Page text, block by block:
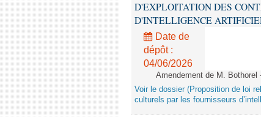
D'EXPLOITATION DES
D'INTELLIGENCE
Date de
dépôt :
04/06/2026
Amendement de M. Bothorel
Voir le dossier (Proposition de loi
culturels par les fournisseurs